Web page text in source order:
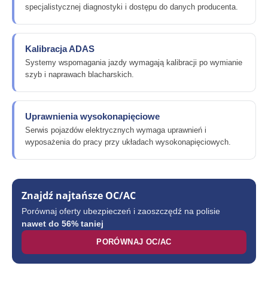
specjalistycznej diagnostyki i dostępu do danych producenta.
Kalibracja ADAS
Systemy wspomagania jazdy wymagają kalibracji po wymianie
szyb i naprawach blacharskich.
Uprawnienia wysokonapięciowe
Serwis pojazdów elektrycznych wymaga uprawnień i
wyposażenia do pracy przy układach wysokonapięciowych.
Znajdź najtańsze OC/AC
Porównaj oferty ubezpieczeń i zaoszczędź na polisie
nawet do 56% taniej
PORÓWNAJ OC/AC